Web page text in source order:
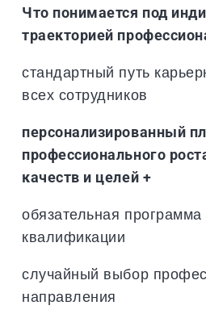
Что понимается под
траекторией
стандартный путь
всех сотрудников
персонализированный
профессионального
качеств и целей +
обязательная
квалификации
случайный выбор
направления